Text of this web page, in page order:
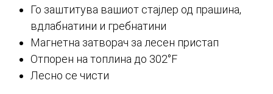
Го заштитува вашиот стајлер од прашина,
вдлабнатини и гребнатини
Магнетна затворач за лесен пристап
Отпорен на топлина до 302°F
Лесно се чисти